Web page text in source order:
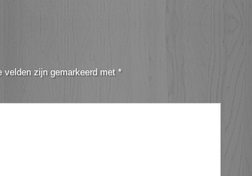
velden zijn gemarkeerd met *